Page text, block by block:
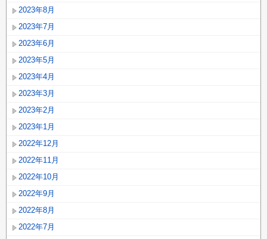
2023年8月
2023年7月
2023年6月
2023年5月
2023年4月
2023年3月
2023年2月
2023年1月
2022年12月
2022年11月
2022年10月
2022年9月
2022年8月
2022年7月